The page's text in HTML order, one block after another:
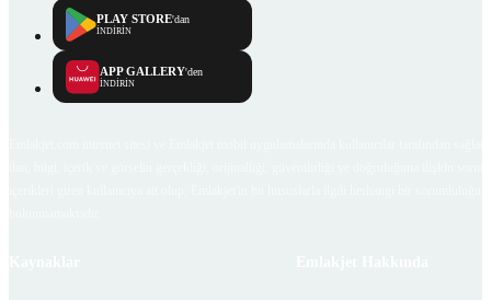
PLAY STORE'dan
İNDİRİN
APP GALLERY'den
İNDİRİN